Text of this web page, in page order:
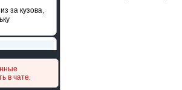
за кузова,
бензиновой и
в чате.